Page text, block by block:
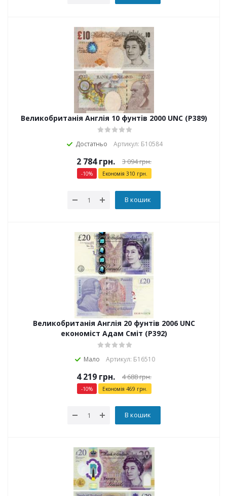
Великобританія Англія 10 фунтів 2000 UNC (P389)
Достатньо Артикул: Б10584
2 784грн. 3 094грн.
-10% Економія 310 грн.
В кошик
Великобританія Англія 20 фунтів 2006 UNC
економіст Адам Сміт (P392)
Мало Артикул: Б16510
4 219 грн. 4 688грн.
-10% Економія 469 грн.
В кошик